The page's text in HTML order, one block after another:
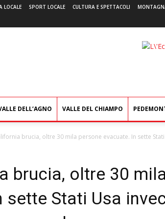
LOCALE SPORT LOCALE CULTURA E SPETTACOLI
DELL’AGNO VALLE DEL CHIAMPO
brucia, oltre 30 mila persone evacuate. In sette Stati
brucia, oltre 30
sette Stati Usa